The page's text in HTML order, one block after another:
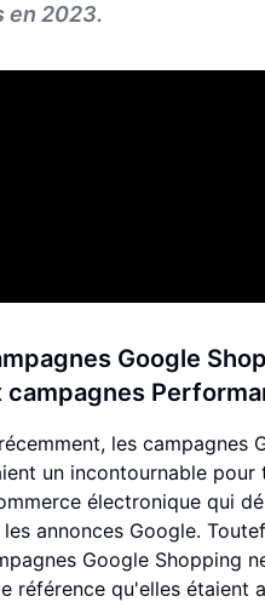
en 2023.
Google
campagnes
les campagnes
un incontournable pour
électronique qui
annonces Google.
Google Shopping
référence qu'elles étaient